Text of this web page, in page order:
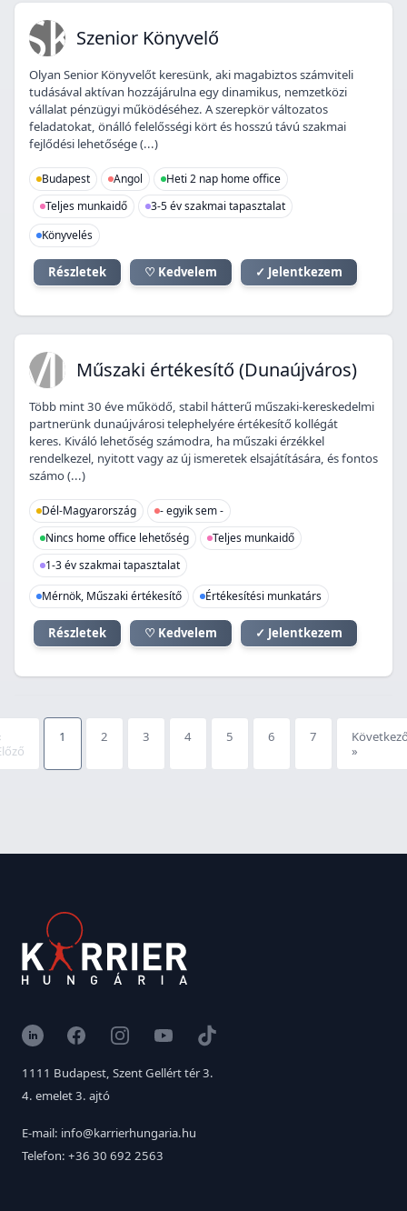
SK Szenior Könyvelő
Olyan Senior Könyvelőt keresünk, aki magabiztos számviteli
tudásával aktívan hozzájárulna egy dinamikus, nemzetközi
vállalat pénzügyi működéséhez. A szerepkör változatos
feladatokat, önálló felelősségi kört és hosszú távú szakmai
fejlődési lehetősége (...)
Budapest Angol
Heti 2 nap home office
Teljes munkaidő
3-5 év szakmai tapasztalat
Könyvelés
Részletek ♡ Kedvelem ✓ Jelentkezem
MÉMűszaki értékesítő (Dunaújváros)
Több mint 30 éve működő, stabil hátterű műszaki-kereskedelmi
partnerünk dunaújvárosi telephelyére értékesítő kollégát
keres. Kiváló lehetőség számodra, ha műszaki érzékkel
rendelkezel, nyitott vagy az új ismeretek elsajátítására, és fontos
számo (...)
Dél-Magyarország
- egyik sem -
Nincs home office lehetőség
Teljes munkaidő
1-3 év szakmai tapasztalat
Mérnök, Műszaki értékesítő
Értékesítési munkatárs
Részletek ♡ Kedvelem ✓ Jelentkezem
1 2 3 4 5 6 7
»
LinkedInFacebookInstagramYouTubeTikTok
1111 Budapest, Szent Gellért tér 3.
4. emelet 3. ajtó
E-mail: info@karrierhungaria.hu
Telefon: +36 30 692 2563